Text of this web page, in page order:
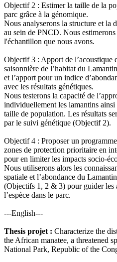
Objectif 2 : Estimer la taille de la
parc grâce à la génomique.
Nous analyserons la structure et la
au sein de PNCD. Nous
l'échantillon que nous avons.
Objectif 3 : Apport de l’acoustique
saisonnière de l’habitat du
et l’apport pour un indice
avec les résultats génétiques.
Nous testerons la capacité de
individuellement les lamantins
taille de population. Les résultats
par le suivi génétique (Objectif 2).
Objectif 4 : Proposer un
zones de protection prioritaire en
pour en limiter les impacts socio-
Nous utiliserons alors les
spatiale et l’abondance du
(Objectifs 1, 2 & 3) pour guider les
l’espèce dans le parc.
---English---
Thesis projet : Characterize the
the African manatee, a threatened
National Park, Republic of the